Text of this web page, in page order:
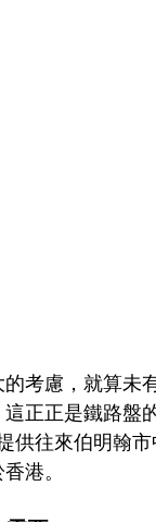
考慮，就算未
正正是鐵路盤
供往來伯明翰
港。